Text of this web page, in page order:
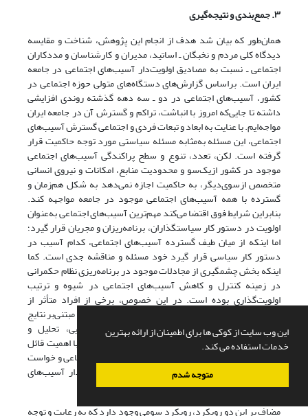
این وب سایت از کوکی ها برای اطمینان از ارائه بهترین
خدمات استفاده می کند.
متوجه شدم
۳. جمع
بندی و نتیجهگیری
همان‌طور که بیان شد هدف از انجام این پژوهش، شناخت و مقایسه
دیدگاه کلی مردم و نخبگان ـ اساتید، مدیران و کارشناسان و مددکاران
اجتماعی ـ نسبت به مصادیق اولویت‌‌‌‌دار آسیب‌های اجتماعی در جامعه
ایران است. براساس گزارش‌های دستگاه‌‌های متولی حوزه اجتماعی در
کشور، آسیب‌های اجتماعی در دو ـ سه دهه گذشته روندی افزایشی
داشته تا جایی‌که امروز با انباشت، تراکم و گسترش آن در جامعه ایران
مواجه‌ایم. با عنایت به ابعاد و تبعات فردی و اجتماعی گسترش آسیب‌های
اجتماعی، این مسئله به‌مثابه مسئله سیاستی مورد توجه حاکمیت قرار
گرفته است. لکن، تعدد، تنوع و سطح پراکندگی آسیب‌های اجتماعی
موجود در کشور از‌یک‌سو و محدودیت منابع، امکانات و نیروی انسانی
متخصص ازسوی‌دیگر، به حاکمیت اجازه نمی‌‌دهد به شکل هم‌زمان و
گسترده با همه آسیب‌های اجتماعی موجود در جامعه مواجهه کند.
بنابراین شرایط فوق اقتضا می‌‌کند مهم‌‌ترین آسیب‌های اجتماعی به‌عنوان
اولویت در دستور کار سیاستگذاران، برنامه‌‌ریزان و مجریان قرار گیرد؛
اما اینکه از میان طیف گسترده آسیب‌های اجتماعی، کدام آسیب در
دستور کار سیاسی قرار گیرد خود مسئله و مناقشه جدی است. کما
اینکه بخش چشمگیری از مجادلات موجود در برنامه‌‌ریزی نظام حکمرانی
در زمینه کنترل و کاهش آسیب‌های اجتماعی در شیوه و ترتیب
اولویت‌‌گذاری‌‌ بوده است. در این ‌خصوص، برخی از افراد متأثر از
رویکردهای واقع‌گرایانه معتقدند دستور کار سیاستی باید مبتنی‌بر نتایج
بررسی متخصصان علوم اجتماعی در زمینه شناسایی، تحلیل و
اولویت‌‌گذاری آسیب‌های اجتماعی باشد. برخی دیگر نیز با اهمیت قائل
شدن برای دیدگاه مردم در تعیین مسائل و مشکلات اجتماعی و خواست
آنها برای تغییر این شرایط، معتقدند مصادیق اولویت‌‌دار آسیب‌های
اجتماعی را باید مردم تعیین کنند.
مضاف بر این دو رویکرد، رویکرد سومی وجود دارد که به رعایت و توجه